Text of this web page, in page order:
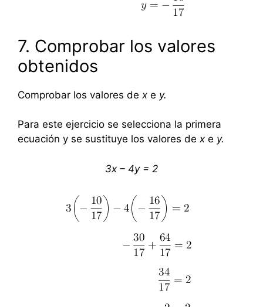
7. Comprobar los valores
obtenidos
Comprobar los valores de x e y.
Para este ejercicio se selecciona la primera
ecuación y se sustituye los valores de x e y.
3x – 4y = 2